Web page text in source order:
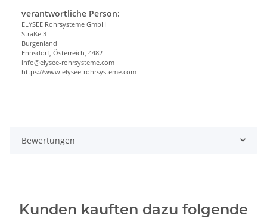
verantwortliche Person:
ELYSEE Rohrsysteme GmbH
Straße 3
Burgenland
Ennsdorf, Österreich, 4482
info@elysee-rohrsysteme.com
https://www.elysee-rohrsysteme.com
Bewertungen
Kunden kauften dazu folgende